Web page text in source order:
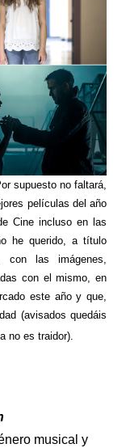
supuesto no faltará,
películas del año
Cine incluso en las
he querido, a título
con las imágenes,
con el mismo, en
este año y que,
(avisados quedáis
no es traidor).
musical y